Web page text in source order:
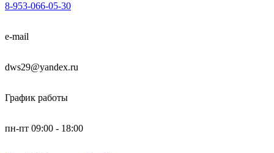
8-953-066-05-30
e-mail
dws29@yandex.ru
График работы
пн-пт 09:00 - 18:00